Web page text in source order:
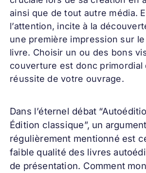
ainsi que de tout autre média.
l’attention, incite à la
une première impression sur
livre. Choisir un ou des bons
couverture est donc primordial
réussite de votre ouvrage.
Dans l’éternel débat
Édition classique”, un argument
régulièrement mentionné est
faible qualité des livres
de présentation. Comment